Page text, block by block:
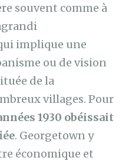
souvent comme à
implique une
ou de vision
de la
villages. Pour
1930 obéissait
. Georgetown y
économique et